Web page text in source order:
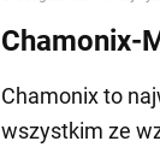
Chamonix-
Chamonix to
wszystkim ze